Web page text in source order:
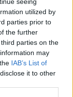
utilized by
parties prior to
the further
parties on the
may
IAB’s List of
it to other
http://bav-art.hu
240 esztendeje
a BÁV ZRt.
és
2007-ben